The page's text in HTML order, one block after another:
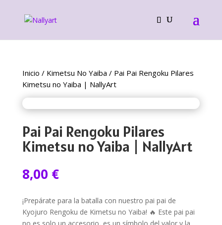
Inicio / Kimetsu No Yaiba / Pai Pai Rengoku Pilares
Kimetsu no Yaiba | NallyArt
Pai Pai Rengoku Pilares
Kimetsu no Yaiba | NallyArt
8,00 €
¡Prepárate para la batalla con nuestro pai pai de
Kyojuro Rengoku de Kimetsu no Yaiba! 🔥 Este pai pai